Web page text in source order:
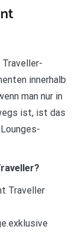
Traveller-
innerhalb
man nur in
ist, ist das
Traveller